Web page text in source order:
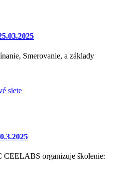
Smerovanie, a základy
siete
organizuje školenie: